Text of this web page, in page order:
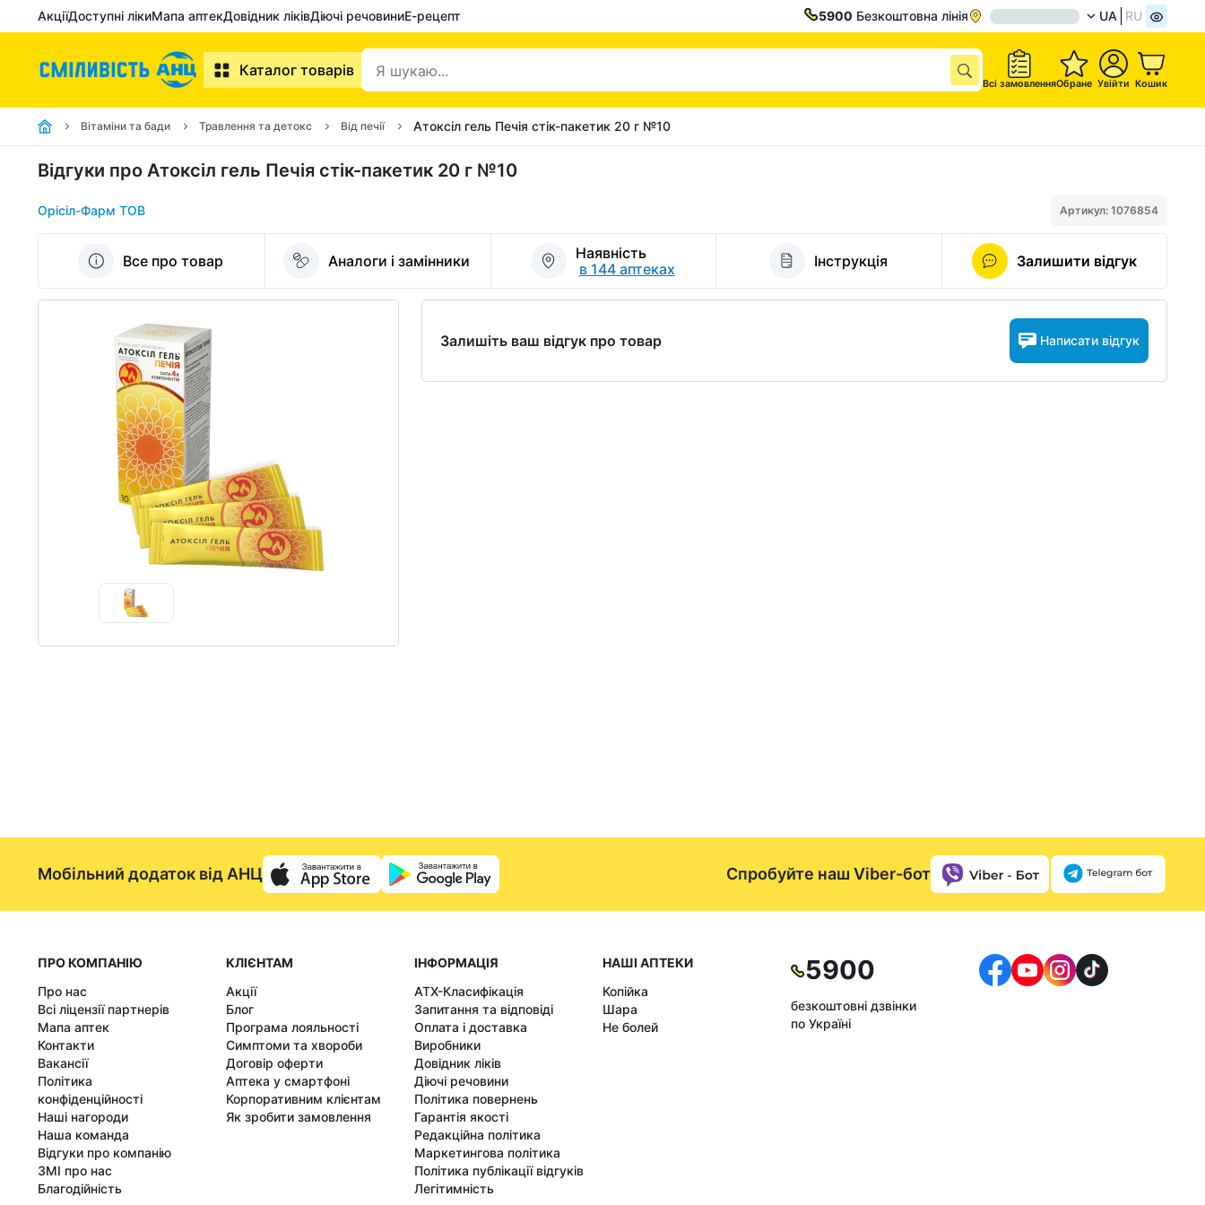
АкціїДоступні лікиМапа аптекДовідник ліківДіючі речовиниЕ-рецепт 5900 Безкоштовна лінія UA RU
Каталог товарів
Всі замовленняОбране Увійти Кошик
Вітаміни та бади Травлення та детокс Від печії Атоксіл гель Печія стік-пакетик 20 г №10
Відгуки про Атоксіл гель Печія стік-пакетик 20 г №10
Орісіл-Фарм ТОВ Артикул: 1076854
Все про товар Аналоги і замінники
Наявність
в 144 аптеках
Інструкція Залишити відгук
Залишіть ваш відгук про товар Написати відгук
Мобільний додаток від АНЦ Спробуйте наш Viber-бот
ПРО КОМПАНІЮ
Про нас
Всі ліцензії партнерів
Мапа аптек
Контакти
Вакансії
Політика
конфіденційності
Наші нагороди
Наша команда
Відгуки про компанію
ЗМІ про нас
Благодійність
КЛІЄНТАМ
Акції
Блог
Програма лояльності
Симптоми та хвороби
Договір оферти
Аптека у смартфоні
Корпоративним клієнтам
Як зробити замовлення
ІНФОРМАЦІЯ
АТХ-Класифікація
Запитання та відповіді
Оплата і доставка
Виробники
Довідник ліків
Діючі речовини
Політика повернень
Гарантія якості
Редакційна політика
Маркетингова політика
Політика публікації відгуків
Легітимність
НАШІ АПТЕКИ
Копійка
Шара
Не болей
5900
безкоштовні дзвінки
по Україні